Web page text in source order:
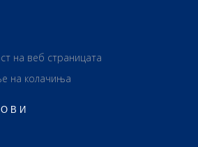
на веб страницата
на колачиња